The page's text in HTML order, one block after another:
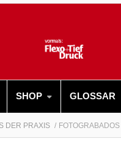
SHOP GLOSSAR
DER PRAXIS